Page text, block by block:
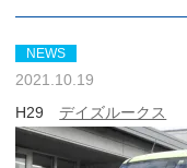
NEWS
2021.10.19
H29デイズルークス